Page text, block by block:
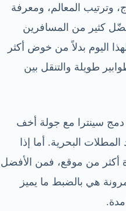
وترتيب المعالم، ومعرفة
كثير من المسافرين
اليوم بدلاً من خوض أكثر
طويلة والتنقل بين
سينترا مع جولة أخف
البحرية. أما إذا
أكثر من موقع، فمن الأفضل
هي بالضبط ما يميز